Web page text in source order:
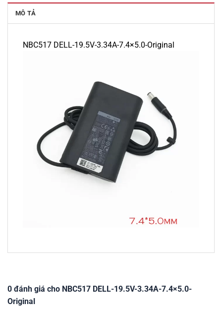
MÔ TẢ
NBC517 DELL-19.5V-3.34A-7.4×5.0-Original
0 đánh giá cho NBC517 DELL-19.5V-3.34A-7.4×5.0-
Original